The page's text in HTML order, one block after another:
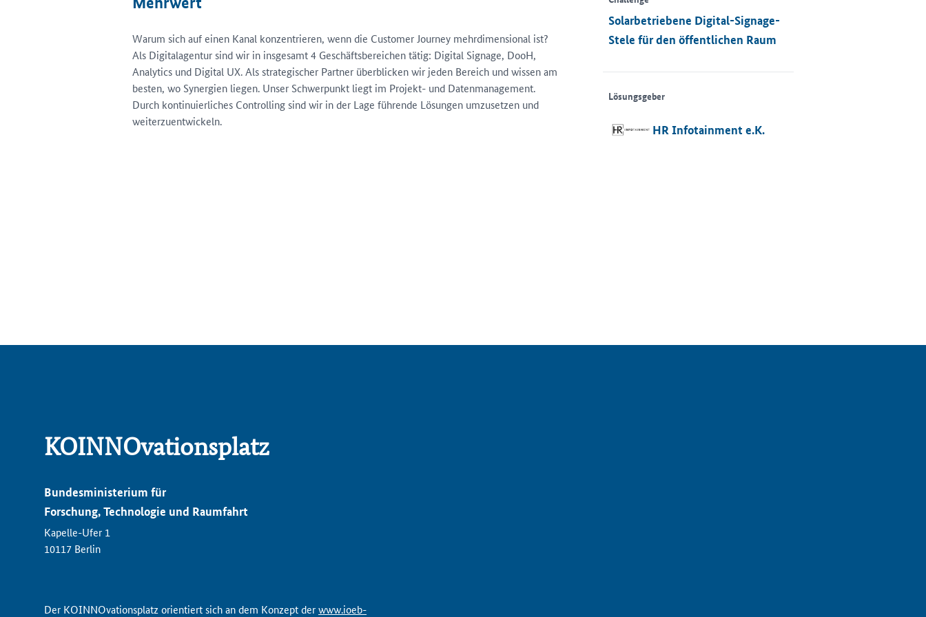
Warum sich auf einen Kanal konzentrieren, wenn die Customer Journey mehrdimensional ist?
Als Digitalagentur sind wir in insgesamt 4 Geschäftsbereichen tätig: Digital Signage, DooH,
Analytics und Digital UX. Als strategischer Partner überblicken wir jeden Bereich und wissen am
besten, wo Synergien liegen. Unser Schwerpunkt liegt im Projekt- und Datenmanagement.
Durch kontinuierliches Controlling sind wir in der Lage führende Lösungen umzusetzen und
weiterzuentwickeln.
Solarbetriebene Digital-Signage-
Stele für den öffentlichen Raum
Lösungsgeber
HR Infotainment e.K.
KOINNOvationsplatz
Bundesministerium für
Forschung, Technologie und Raumfahrt
Kapelle-Ufer 1
10117 Berlin
Der KOINNOvationsplatz orientiert sich an dem Konzept derwww.ioeb-